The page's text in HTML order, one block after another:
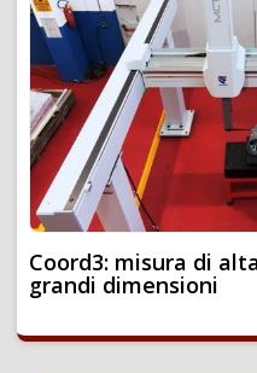
Coord3: misura di
grandi dimensioni